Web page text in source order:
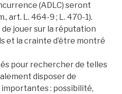
(ADLC) seront
art. L. 464-9 ; L. 470-1).
de jouer sur la réputation
et la crainte d’être montré
pour rechercher de telles
disposer de
: possibilité,